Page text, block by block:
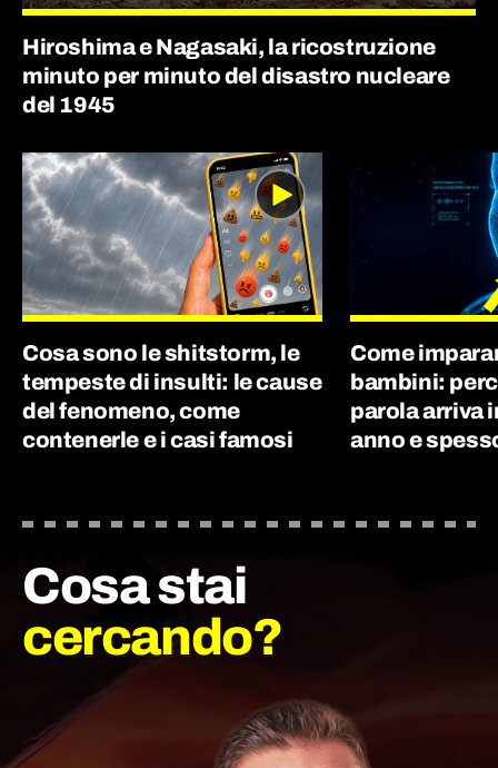
Hiroshima e Nagasaki, la ricostruzione
minuto per minuto del disastro nucleare
del 1945
Cosa sono le shitstorm, le
tempeste di insulti: le cause
del fenomeno, come
contenerle e i casi famosi
Come
bambini:
parola arriva
anno e
Cosa stai
cercando?